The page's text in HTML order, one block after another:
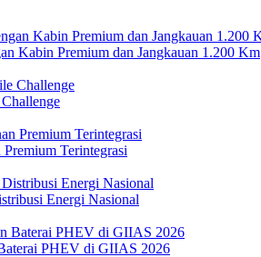
Kabin Premium dan Jangkauan 1.200 Km
Terintegrasi
Energi Nasional
PHEV di GIIAS 2026